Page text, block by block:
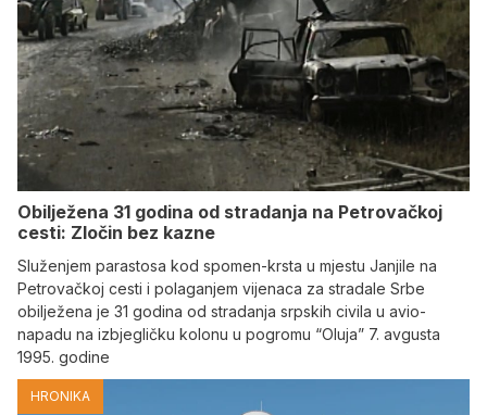
Obilježena 31 godina od stradanja na Petrovačkoj
cesti: Zločin bez kazne
Služenjem parastosa kod spomen-krsta u mjestu Janjile na
Petrovačkoj cesti i polaganjem vijenaca za stradale Srbe
obilježena je 31 godina od stradanja srpskih civila u avio-
napadu na izbjegličku kolonu u pogromu “Oluja” 7. avgusta
1995. godine
HRONIKA